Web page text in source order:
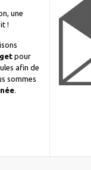
une
!
pour
afin de
sommes
.